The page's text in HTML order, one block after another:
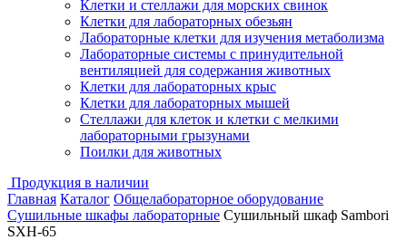
Клетки и стеллажи для морских свинок
Клетки для лабораторных обезьян
Лабораторные клетки для изучения метаболизма
Лабораторные системы с принудительной
вентиляцией для содержания животных
Клетки для лабораторных крыс
Клетки для лабораторных мышей
Стеллажи для клеток и клетки с мелкими
лабораторными грызунами
Поилки для животных
Продукция в наличии
Главная Каталог Общелабораторное оборудование
Сушильные шкафы лабораторные Сушильный шкаф Sambori
SXH-65